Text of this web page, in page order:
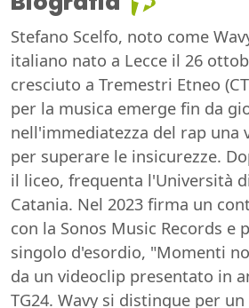
Stefano Scelfo, noto come
italiano nato a Lecce il 26
cresciuto a Tremestri Etneo
per la musica emerge fin da
nell'immediatezza del rap una
per superare le insicurezze.
il liceo, frequenta l'Università
Catania. Nel 2023 firma un
con la Sonos Music Records e
singolo d'esordio, "Momenti
da un videoclip presentato in
TG24. Wavy si distingue per